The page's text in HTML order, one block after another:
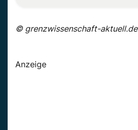
© grenzwissenschaft-aktuell.de
Anzeige